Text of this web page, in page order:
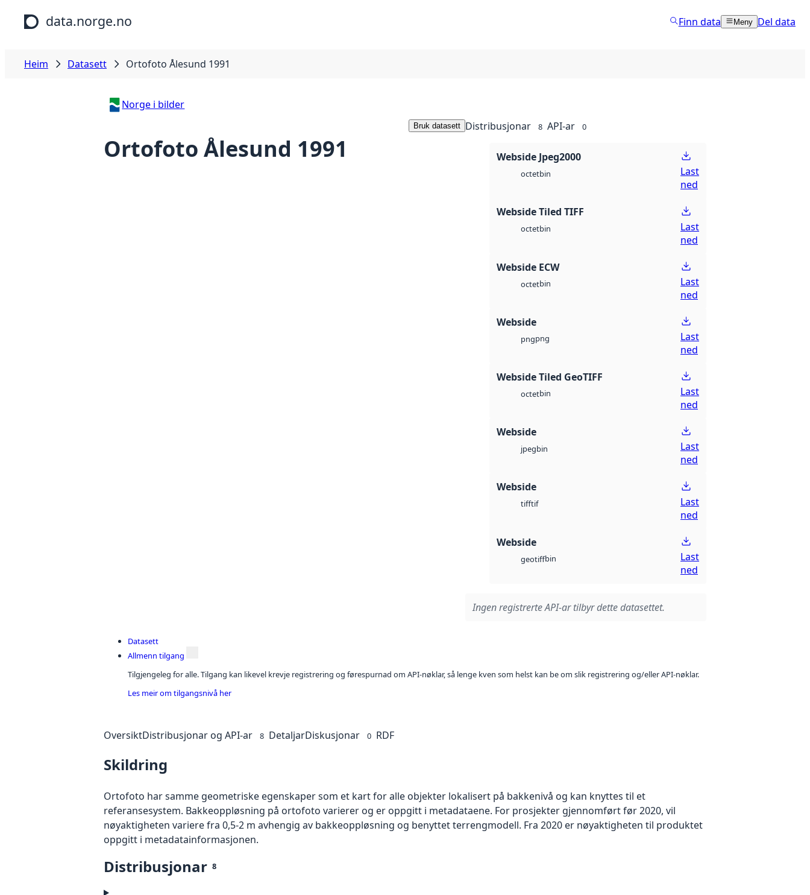
Hopp til hovudinnhald
data.norge.no Finn data Meny Del data
Heim Datasett Ortofoto Ålesund 1991
Norge i bilder
Ortofoto Ålesund 1991
Bruk datasett Distribusjonar 8 API-ar 0
Webside Jpeg2000
octetbin
Last
ned
Webside Tiled TIFF
octetbin
Last
ned
Webside ECW
octetbin
Last
ned
Webside
pngpng
Last
ned
Webside Tiled GeoTIFF
octetbin
Last
ned
Webside
jpegbin
Last
ned
Webside
tifftif
Last
ned
Webside
geotiffbin
Last
ned
Ingen registrerte API-ar tilbyr dette datasettet.
Datasett
Allmenn tilgang
Tilgjengeleg for alle. Tilgang kan likevel krevje registrering og førespurnad om API-nøklar, så lenge kven som helst kan be om slik registrering og/eller API-nøklar.
Les meir om tilgangsnivå her
OversiktDistribusjonar og API-ar 8 DetaljarDiskusjonar 0 RDF
Skildring
Ortofoto har samme geometriske egenskaper som et kart for alle objekter lokalisert på bakkenivå og kan knyttes til et
referansesystem. Bakkeoppløsning på ortofoto varierer og er oppgitt i metadataene. For prosjekter gjennomført før 2020, vil
nøyaktigheten variere fra 0,5-2 m avhengig av bakkeoppløsning og benyttet terrengmodell. Fra 2020 er nøyaktigheten til produktet
oppgitt i metadatainformasjonen.
Distribusjonar 8